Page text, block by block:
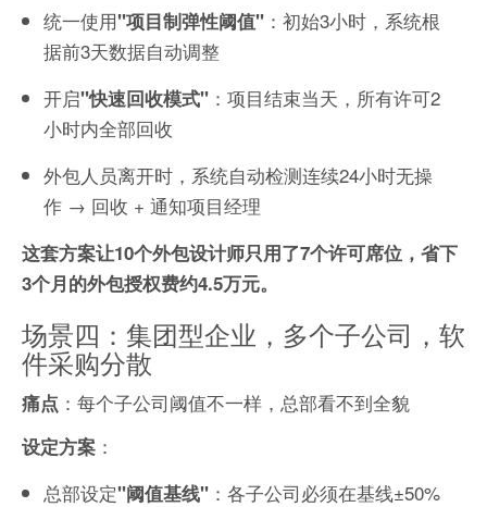
统一使用"项目制弹性阈值" ：初始3小时，系统根
据前3天数据自动调整
开启"快速回收模式" ：项目结束当天，所有许可2
小时内全部回收
外包人员离开时，系统自动检测连续24小时无操
作 → 回收 + 通知项目经理
这套方案让10个外包设计师只用了7个许可席位，省下
3个月的外包授权费约4.5万元。
场景四：集团型企业，多个子公司，软
件采购分散
痛点 ：每个子公司阈值不一样，总部看不到全貌
设定方案 ：
总部设定"阈值基线" ：各子公司必须在基线±50%